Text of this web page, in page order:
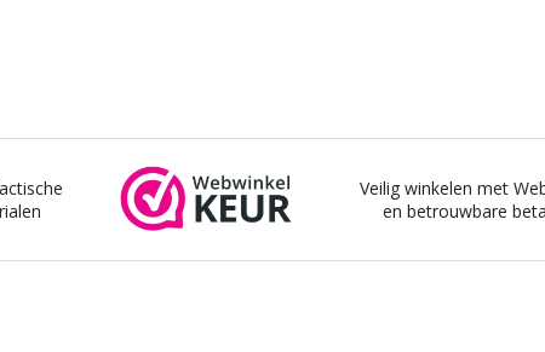
Veilig winkelen met
en betrouwbare